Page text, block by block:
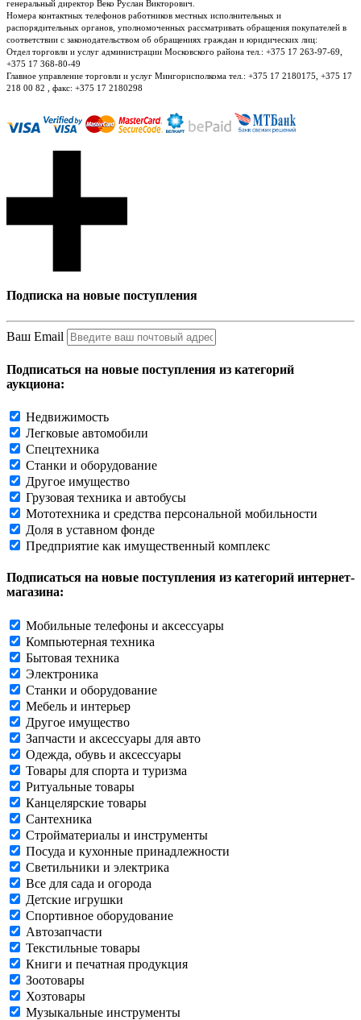
генеральный директор Веко Руслан Викторович.
Номера контактных телефонов работников местных исполнительных и
распорядительных органов, уполномоченных рассматривать обращения покупателей в
соответствии с законодательством об обращениях граждан и юридических лиц:
Отдел торговли и услуг администрации Московского района тел.: +375 17 263-97-69,
+375 17 368-80-49
Главное управление торговли и услуг Мингорисполкома тел.: +375 17 2180175, +375 17
218 00 82 , факс: +375 17 2180298
Подписка на новые поступления
Ваш Email
Подписаться на новые поступления из категорий
аукциона:
Недвижимость
Легковые автомобили
Спецтехника
Станки и оборудование
Другое имущество
Грузовая техника и автобусы
Мототехника и средства персональной мобильности
Доля в уставном фонде
Предприятие как имущественный комплекс
Подписаться на новые поступления из категорий интернет-
магазина:
Мобильные телефоны и аксессуары
Компьютерная техника
Бытовая техника
Электроника
Станки и оборудование
Мебель и интерьер
Другое имущество
Запчасти и аксессуары для авто
Одежда, обувь и аксессуары
Товары для спорта и туризма
Ритуальные товары
Канцелярские товары
Сантехника
Стройматериалы и инструменты
Посуда и кухонные принадлежности
Светильники и электрика
Все для сада и огорода
Детские игрушки
Спортивное оборудование
Автозапчасти
Текстильные товары
Книги и печатная продукция
Зоотовары
Хозтовары
Музыкальные инструменты